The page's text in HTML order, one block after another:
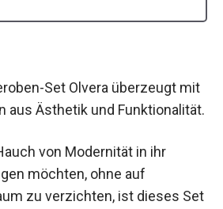
Set Olvera überzeugt mit
aus Ästhetik und Funktionalität.
von Modernität in ihr
möchten, ohne auf
zu verzichten, ist dieses Set